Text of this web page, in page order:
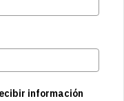
información